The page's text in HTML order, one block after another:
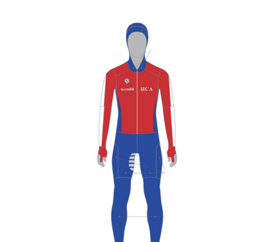
Product image slideshow Items